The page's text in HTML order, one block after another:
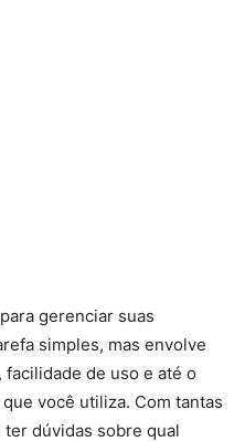
gerenciar suas
simples, mas envolve
de uso e até o
você utiliza. Com tantas
dúvidas sobre qual